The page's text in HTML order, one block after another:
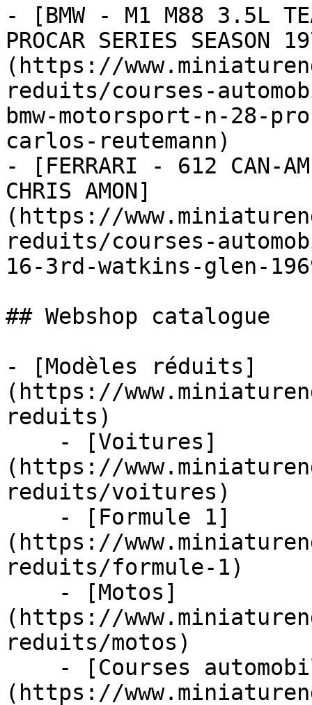
- [BMW - M1 M88 3.5L
PROCAR SERIES SEASON
(https://
reduits/courses-
bmw-motorsport-n-28-
carlos-reutemann)
- [FERRARI - 612 CAN-
CHRIS AMON]
(https://
reduits/courses-
16-3rd-watkins-glen-
## Webshop catalogue
- [Modèles réduits]
(https://
reduits)
(https://
reduits/voitures)
(https://
reduits/formule-1)
(https://
reduits/motos)
(https://